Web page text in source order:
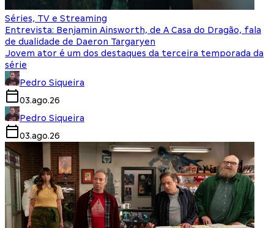
Séries, TV e Streaming
Entrevista: Benjamin Ainsworth, de A Casa do Dragão, fala
de dualidade de Daeron Targaryen
Jovem ator é um dos destaques da terceira temporada da
série
Pedro Siqueira
03.ago.26
Pedro Siqueira
03.ago.26